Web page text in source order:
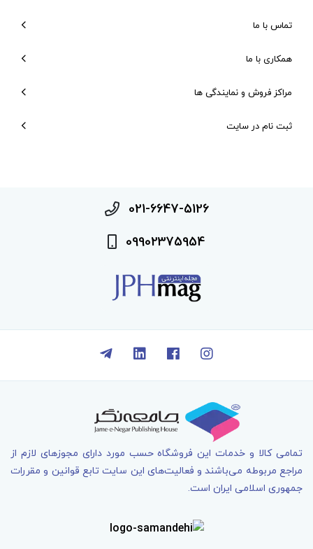
تماس با ما
همکاری با ما
مراکز فروش و نمایندگی ها
ثبت نام در سایت
021-6647-5126
09902375954
تمامی کالا و خدمات اين فروشگاه حسب مورد دارای مجوزهای لازم از
مراجع مربوطه می‌باشند و فعاليت‌های اين سايت تابع قوانين و مقررات
جمهوری اسلامی ايران است.